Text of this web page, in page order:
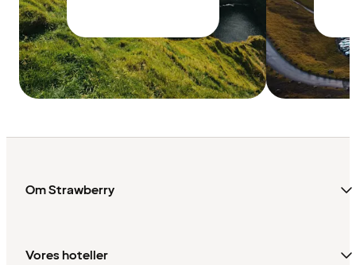
Om Strawberry
Vores hoteller